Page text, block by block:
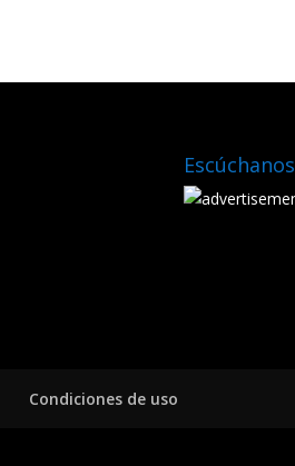
Escúchanos
Condiciones de uso